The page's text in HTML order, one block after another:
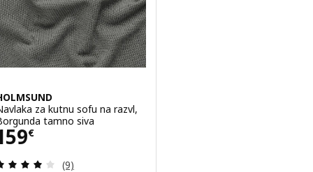
za kutnu sofu na razvl,
tamno siva
€ 159€
Revizija: 4 od 5 zvjezdica. Ukupno recenzija:
(9)